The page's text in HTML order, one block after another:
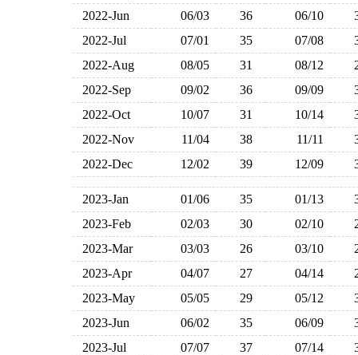
2022-Jun
06/03 36 06/10
2022-Jul
07/01 35 07/08
2022-Aug
08/05 31 08/12
2022-Sep
09/02 36 09/09
2022-Oct
10/07 31 10/14
2022-Nov
11/04 38 11/11
2022-Dec
12/02 39 12/09
2023-Jan 01/06 35 01/13
2023-Feb
02/03 30 02/10
2023-Mar
03/03 26 03/10
2023-Apr
04/07 27 04/14
2023-May
05/05 29 05/12
2023-Jun
06/02 35 06/09
2023-Jul
07/07 37 07/14